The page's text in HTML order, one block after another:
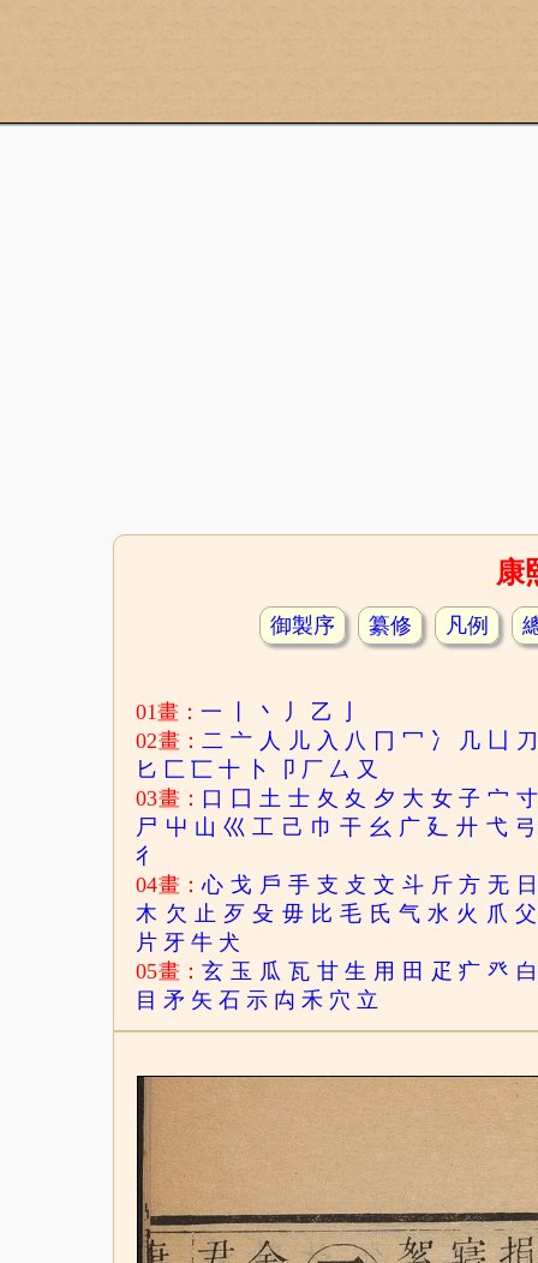
康
御製序 纂修 凡例
01畫：一 丶 丿 乙
02畫：二 亠 人 儿 入 八 冂 冖 冫 几 凵 刀
匕 匚 匸 十 卜 卩 厂 厶 又
03畫： 口 囗 土 士 夂 夊 夕 大 女 子 宀 寸
尸 屮 山 巛 工 己 巾 干 幺 广 廴 廾 弋 弓
彳
04畫：心 戈 戶 手 支 攴 文 斗 斤 方 无 日
木 欠 止 歹 殳 毋 比 毛 氏 气 水 火 爪 父
片 牙 牛 犬
05畫：玄 玉 瓜 瓦 甘 生 用 田 疋 疒 癶 白
目 矛 矢 石 示 禸 禾 穴 立